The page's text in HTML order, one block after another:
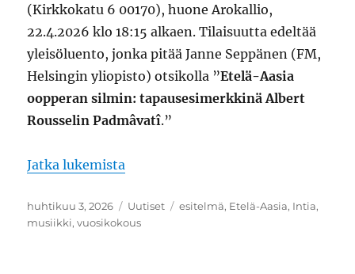
(Kirkkokatu 6 00170), huone Arokallio,
22.4.2026 klo 18:15 alkaen. Tilaisuutta edeltää
yleisöluento, jonka pitää Janne Seppänen (FM,
Helsingin yliopisto) otsikolla ”Etelä-Aasia
oopperan silmin: tapausesimerkkinä Albert
Rousselin Padmâvatî.”
Jatka lukemista
Julkaistu
huhtikuu 3, 2026 Kategoriat
Uutiset Avainsanat
esitelmä, Etelä-Aasia, Intia,
musiikki,vuosikokous